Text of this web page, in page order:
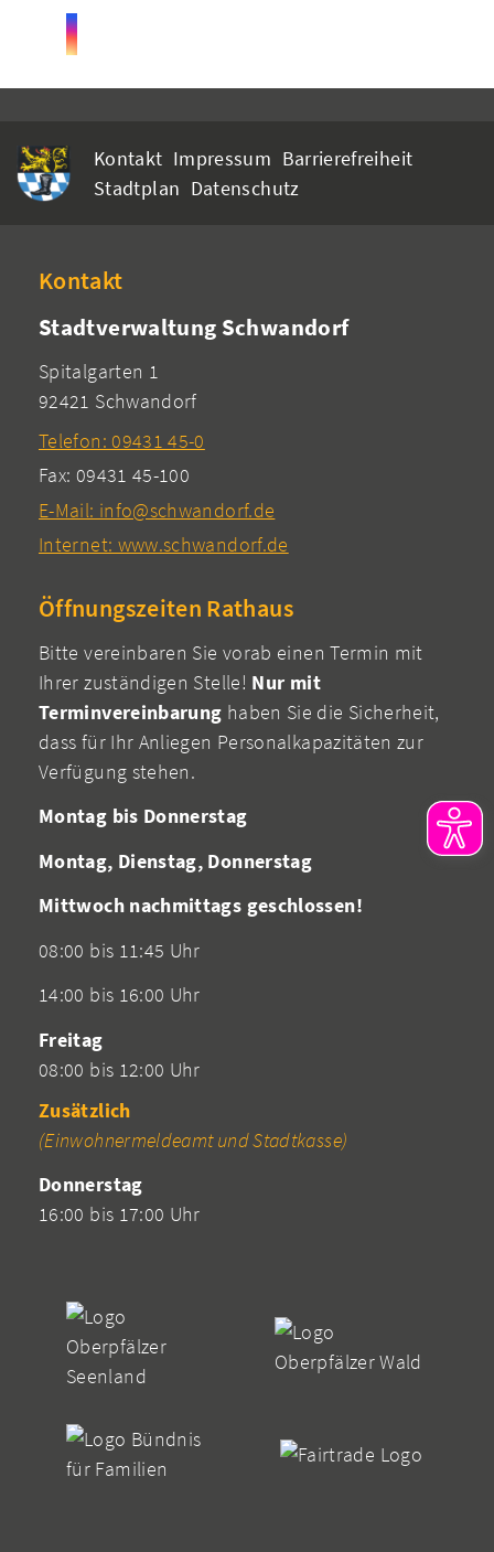
Kontakt Impressum Barrierefreiheit
Stadtplan Datenschutz
Kontakt
Stadtverwaltung Schwandorf
Spitalgarten 1
92421 Schwandorf
Telefon: 09431 45-0
Fax: 09431 45-100
E-Mail: info@schwandorf.de
Internet: www.schwandorf.de
Öffnungszeiten Rathaus
Bitte vereinbaren Sie vorab einen Termin mit
Ihrer zuständigen Stelle! Nur mit
Terminvereinbarung haben Sie die Sicherheit,
dass für Ihr Anliegen Personalkapazitäten zur
Verfügung stehen.
Montag bis Donnerstag
Montag, Dienstag, Donnerstag
Mittwoch nachmittags geschlossen!
08:00 bis 11:45 Uhr
14:00 bis 16:00 Uhr
Freitag
08:00 bis 12:00 Uhr
Zusätzlich
(Einwohnermeldeamt und Stadtkasse)
Donnerstag
16:00 bis 17:00 Uhr